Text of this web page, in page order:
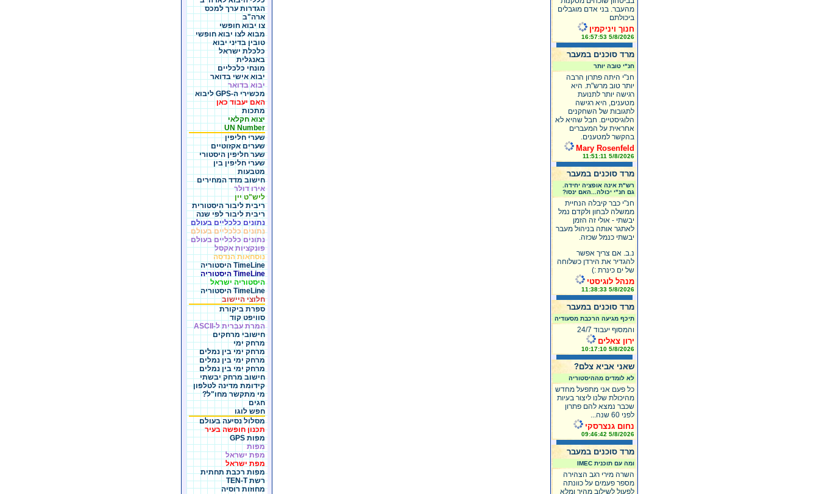
מהעבר. בני אדם מוגבלים
ביכולתם
חנוך ויניקמין
5/8/2026 16:57:53
מרד סוכנים במעבר
חנ"י טובה יותר
חנ"י היתה פתרון הרבה
יותר טוב מרש"ת. היא
רגישה יותר לתנועת
מטענים, היא רגישה
לתגובות של השחקנים
הלוגיסטיים. חבל שהיא לא
אחראית על המעברים
בהקשר למטענים.
Mary Rosenfeld
5/8/2026 11:51:11
מרד סוכנים במעבר
רש"ת אינה אופציה יחידה.
גם חנ"י יכולה...האם ינסו?
חנ"י כבר קיבלה הנחיית
ממשלה לבחון ולקדם נמל
יבשתי - אולי זה הזמן
לאתגר אותה בניהול מעבר
יבשתי כנמל שכזה.
נ.ב. אם צריך אפשר
להגדיר את הירדן כשלוחה
של ים כינרת :)
מנהל לוגיסטי
5/8/2026 11:38:33
מרד סוכנים במעבר
תיכף מגיעה הרכבת מסעודיה
והמסוף יעבוד 24/7
ירון צאלים
5/8/2026 10:17:10
שאני אביא צלם?
לא לומדים מההיסטוריה
כל פעם אני מתפעל מחדש
מהיכולת שלנו ליצור בעיות
שכבר נמצא להם פתרון
לפני 60 שנה...
נחום גנצרסקי
5/8/2026 09:46:42
מרד סוכנים במעבר
ומה עם תוכנית IMEC
השרה מירי רגב הצהירה
מספר פעמים על כוונתה
לפעול לשילוב מהיר ומלא
הגדרות ערך למכס
ארה"ב
צו יבוא חופשי
מבוא לצו יבוא חופשי
טובין בדיני יבוא
כלכלת ישראל
באנגלית
מונחי כלכליים
יבוא אישי בדואר
יבוא בדואר
מכשירי ה-GPS ליבוא
האם יעבוד כאן
מתכות
יצוא חקלאי
UN Number
שערי חליפין
שערים אקזוטיים
שער חליפין היסטורי
שערי חליפין בין
מטבעות
חישוב מדד המחירים
אירו דולר
ליש"ט יין
ריבית ליבור היסטורית
ריבית ליבור לפי שנה
נתונים כלכליים בעולם
נתונים כלכליים בעולם
נתונים כלכליים בעולם
פונקציות אקסל
נוסחאות הנדסה
TimeLine היסטוריה
TimeLine היסטוריה
היסטוריה ישראל
TimeLine היסטוריה
חלוצי היישוב
ספרת ביקורת
סוויפט קוד
המרת עברית ל-ASCII
חישובי מרחקים
מרחק ימי
מרחק ימי בין נמלים
מרחק ימי בין נמלים
מרחק ימי בין נמלים
חישוב מרחק יבשתי
קידומת מדינה לטלפון
מי מתקשר מחו"ל?
חגים
חפש לוגו
מסלול נסיעה בעולם
תכנון חופשה בעיר
מפות GPS
מפות
מפת ישראל
מפת ישראל
מפות רכבת תחתית
רשת TEN-T
מחוזות רוסיה